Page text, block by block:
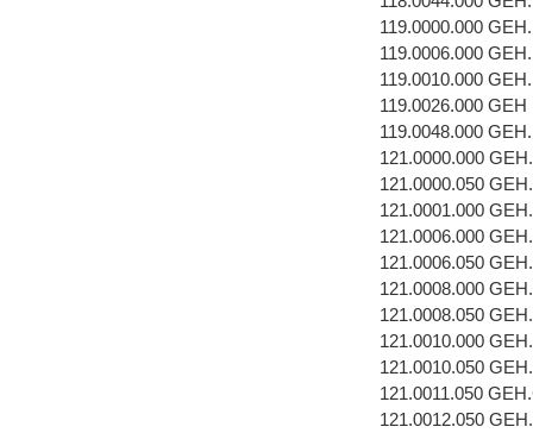
119.0000.000
119.0006.000
119.0010.000
119.0026.000
119.0048.000
121.0000.000
121.0000.050
121.0001.000
121.0006.000
121.0006.050
121.0008.000
121.0008.050
121.0010.000
121.0010.050
121.0011.050
121.0012.050